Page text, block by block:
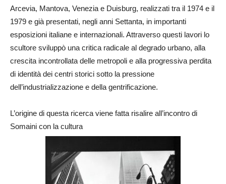
Arcevia, Mantova, Venezia e Duisburg, realizzati tra il 1974 e il
1979 e già presentati, negli anni Settanta, in importanti
esposizioni italiane e internazionali. Attraverso questi lavori lo
scultore sviluppò una critica radicale al degrado urbano, alla
crescita incontrollata delle metropoli e alla progressiva perdita
di identità dei centri storici sotto la pressione
dell’industrializzazione e della gentrificazione.
L’origine di questa ricerca viene fatta risalire all’incontro di
Somaini con la cultura